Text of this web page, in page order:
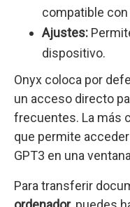
compatible con
Ajustes:
dispositivo.
Onyx coloca por
un acceso directo
frecuentes. La más
que permite
GPT3 en una
Para transferir